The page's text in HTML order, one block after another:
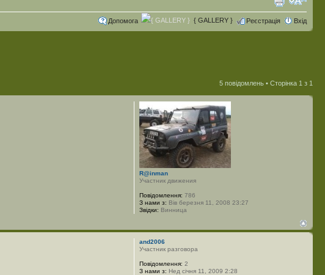
Допомога { GALLERY } Реєстрація Вхід
5 повідомлень • Сторінка 1 з 1
R@inman
Участник движения
Повідомлення: 786
З нами з: Вів березня 11, 2008 23:27
Звідки: Винница
and2006
Участник разговора
Повідомлення: 2
З нами з: Нед січня 11, 2009 2:28